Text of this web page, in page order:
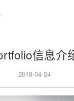
信息介
2018-04-24